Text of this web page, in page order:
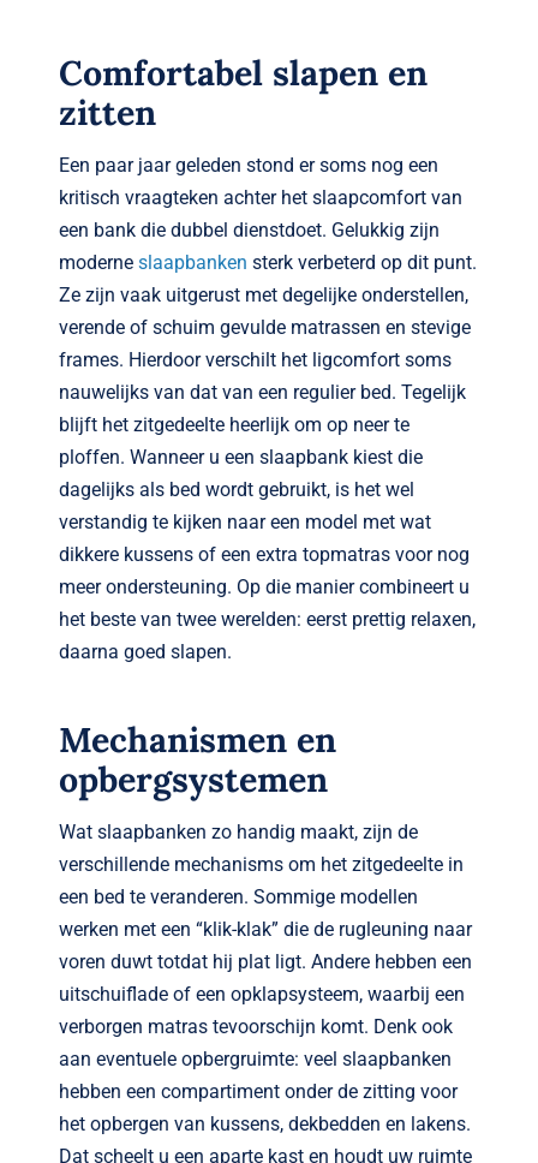
Comfortabel slapen en
zitten
Een paar jaar geleden stond er soms nog een
kritisch vraagteken achter het slaapcomfort van
een bank die dubbel dienstdoet. Gelukkig zijn
moderne slaapbanken sterk verbeterd op dit punt.
Ze zijn vaak uitgerust met degelijke onderstellen,
verende of schuim gevulde matrassen en stevige
frames. Hierdoor verschilt het ligcomfort soms
nauwelijks van dat van een regulier bed. Tegelijk
blijft het zitgedeelte heerlijk om op neer te
ploffen. Wanneer u een slaapbank kiest die
dagelijks als bed wordt gebruikt, is het wel
verstandig te kijken naar een model met wat
dikkere kussens of een extra topmatras voor nog
meer ondersteuning. Op die manier combineert u
het beste van twee werelden: eerst prettig relaxen,
daarna goed slapen.
Mechanismen en
opbergsystemen
Wat slaapbanken zo handig maakt, zijn de
verschillende mechanisms om het zitgedeelte in
een bed te veranderen. Sommige modellen
werken met een “klik-klak” die de rugleuning naar
voren duwt totdat hij plat ligt. Andere hebben een
uitschuiflade of een opklapsysteem, waarbij een
verborgen matras tevoorschijn komt. Denk ook
aan eventuele opbergruimte: veel slaapbanken
hebben een compartiment onder de zitting voor
het opbergen van kussens, dekbedden en lakens.
Dat scheelt u een aparte kast en houdt uw ruimte